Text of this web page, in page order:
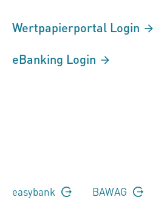
Wertpapierportal Login
eBanking Login
easybank BAWAG